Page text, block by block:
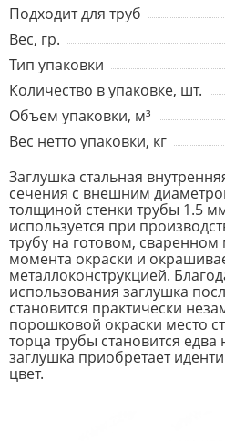
Подходит для труб
Вес, гр.
Тип упаковки
Количество в упаковке, шт.
Объем упаковки, м³
Вес нетто упаковки, кг
Заглушка стальная
сечения с внешним
толщиной стенки трубы 1.5
используется при
трубу на готовом, сваренном
момента окраски и
металлоконструкцией.
использования заглушка
становится практически
порошковой окраски место
торца трубы становится
заглушка приобретает
цвет.